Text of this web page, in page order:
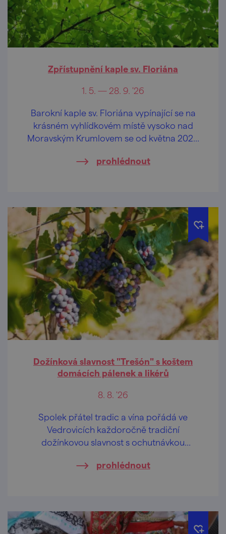
Zpřístupnění kaple sv. Floriána
1. 5. — 28. 9. '26
Barokní kaple sv. Floriána vypínající se na
krásném vyhlídkovém místě vysoko nad
Moravským Krumlovem se od května 2026
prohlédnout
Dožínková slavnost "Trešón" s koštem
domácích pálenek a likérů
8. 8. '26
Spolek přátel tradic a vína pořádá ve
Vedrovicích každoročně tradiční
dožínkovou slavnost s ochutnávkou
prohlédnout